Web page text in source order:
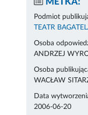
METKA:
Podmiot
TEATR
Osoba
ANDRZEJ
Osoba
WACŁAW
Data
2006-06-20